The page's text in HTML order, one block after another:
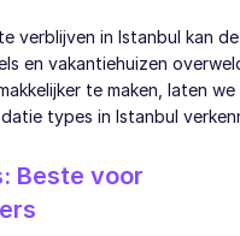
verblijven in Istanbul kan
en vakantiehuizen
te maken, laten
types in Istanbul
Beste voor